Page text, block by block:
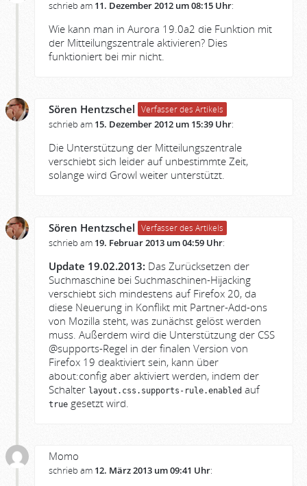
schrieb am 11. Dezember 2012 um 08:15 Uhr:
Wie kann man in Aurora 19.0a2 die Funktion mit
der Mitteilungszentrale aktivieren? Dies
funktioniert bei mir nicht.
Sören Hentzschel Verfasser des Artikels
schrieb am 15. Dezember 2012 um 15:39 Uhr:
Die Unterstützung der Mitteilungszentrale
verschiebt sich leider auf unbestimmte Zeit,
solange wird Growl weiter unterstützt.
Sören Hentzschel Verfasser des Artikels
schrieb am 19. Februar 2013 um 04:59 Uhr:
Update 19.02.2013: Das Zurücksetzen der
Suchmaschine bei Suchmaschinen-Hijacking
verschiebt sich mindestens auf Firefox 20, da
diese Neuerung in Konflikt mit Partner-Add-ons
von Mozilla steht, was zunächst gelöst werden
muss. Außerdem wird die Unterstützung der CSS
@supports-Regel in der finalen Version von
Firefox 19 deaktiviert sein, kann über
about:config aber aktiviert werden, indem der
Schalter layout.css.supports-rule.enabled auf
true gesetzt wird.
Momo
schrieb am 12. März 2013 um 09:41 Uhr: